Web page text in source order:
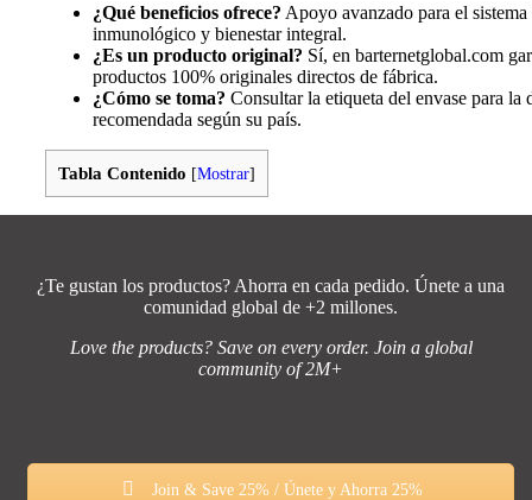
¿Qué beneficios ofrece? Apoyo avanzado para el sistema
inmunológico y bienestar integral.
¿Es un producto original? Sí, en barternetglobal.com
productos 100% originales directos de fábrica.
¿Cómo se toma? Consultar la etiqueta del envase para la
recomendada según su país.
Tabla Contenido [Mostrar]
¿Te gustan los productos? Ahorra en cada pedido. Únete a una
comunidad global de +2 millones.
Love the products? Save on every order. Join a global
community of 2M+
Join & Save 25% / Únete y Ahorra 25%